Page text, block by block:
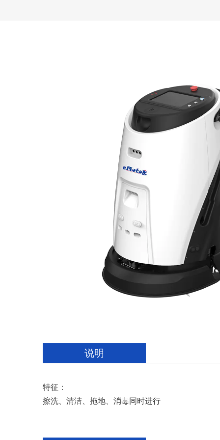
说明
特征：
擦洗、清洁、拖地、消毒同时进行